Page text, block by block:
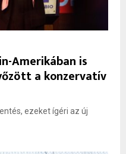
Amerikában is
a konzervatív
ezeket ígéri az új